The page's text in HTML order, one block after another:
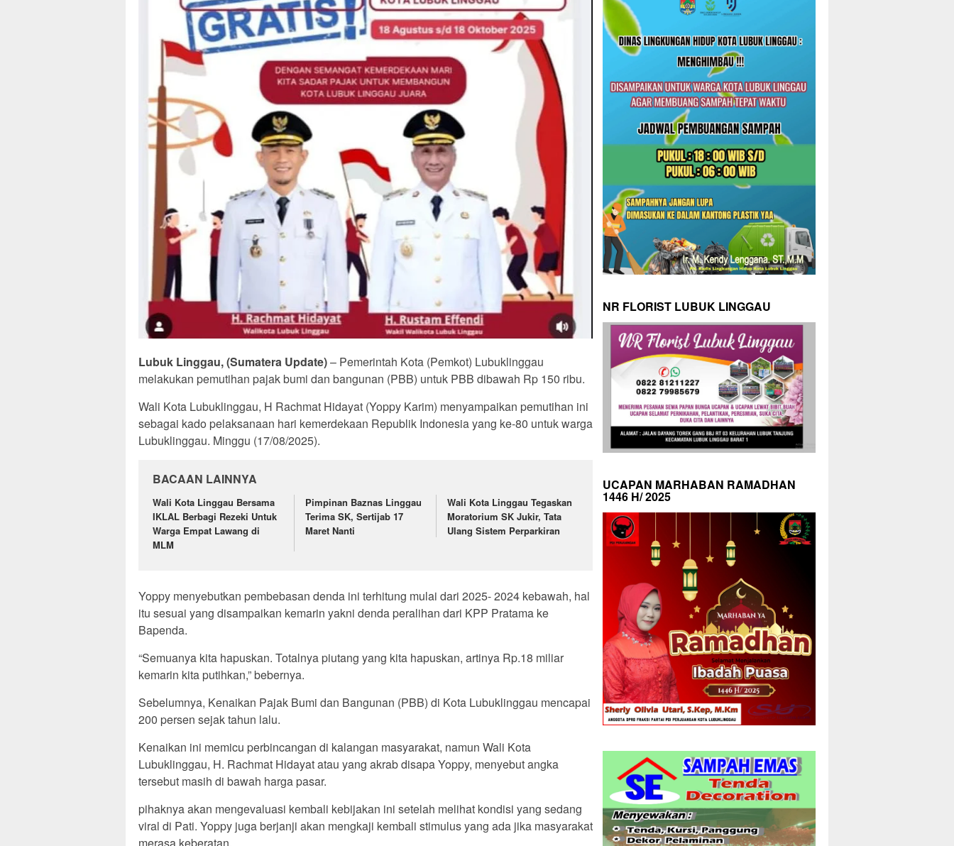
Lubuk Linggau, (Sumatera Update)– Pemerintah Kota (Pemkot) Lubuklinggau
melakukan pemutihan pajak bumi dan bangunan (PBB) untuk PBB dibawah Rp 150 ribu.
Wali Kota Lubuklinggau, H Rachmat Hidayat (Yoppy Karim) menyampaikan pemutihan ini
sebagai kado pelaksanaan hari kemerdekaan Republik Indonesia yang ke-80 untuk warga
Lubuklinggau. Minggu (17/08/2025).
BACAAN LAINNYA
Wali Kota Linggau Bersama
IKLAL Berbagi Rezeki Untuk
Warga Empat Lawang di
MLM
Pimpinan Baznas Linggau
Terima SK, Sertijab 17
Maret Nanti
Wali Kota Linggau Tegaskan
Moratorium SK Jukir, Tata
Ulang Sistem Perparkiran
Yoppy menyebutkan pembebasan denda ini terhitung mulai dari 2025- 2024 kebawah, hal
itu sesuai yang disampaikan kemarin yakni denda peralihan dari KPP Pratama ke
Bapenda.
“Semuanya kita hapuskan. Totalnya piutang yang kita hapuskan, artinya Rp.18 miliar
kemarin kita putihkan,” bebernya.
Sebelumnya, Kenaikan Pajak Bumi dan Bangunan (PBB) di Kota Lubuklinggau mencapai
200 persen sejak tahun lalu.
Kenaikan ini memicu perbincangan di kalangan masyarakat, namun Wali Kota
Lubuklinggau, H. Rachmat Hidayat atau yang akrab disapa Yoppy, menyebut angka
tersebut masih di bawah harga pasar.
pihaknya akan mengevaluasi kembali kebijakan ini setelah melihat kondisi yang sedang
viral di Pati. Yoppy juga berjanji akan mengkaji kembali stimulus yang ada jika masyarakat
merasa keberatan.
NR FLORIST LUBUK LINGGAU
UCAPAN MARHABAN RAMADHAN
1446 H/ 2025